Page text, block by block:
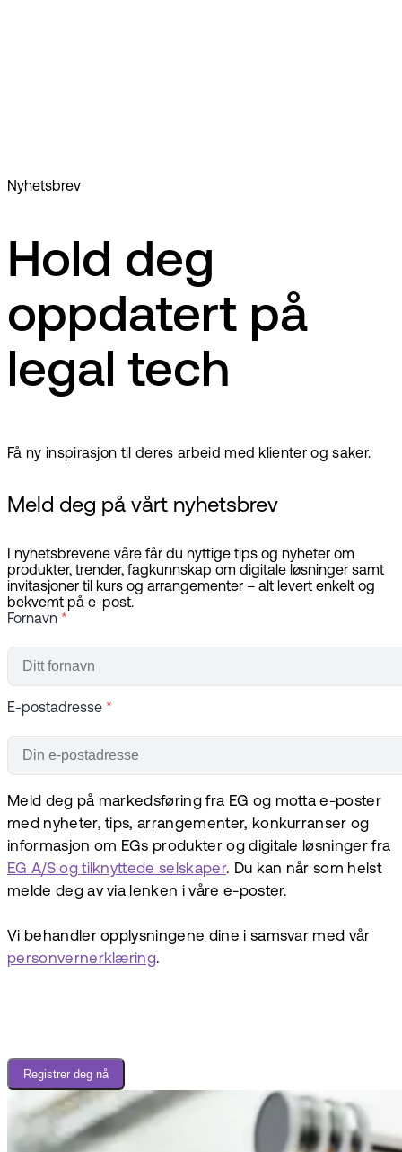
Nyhetsbrev
Hold deg
oppdatert på
legal tech
Få ny inspirasjon til deres arbeid med klienter og saker.
Meld deg på vårt nyhetsbrev
I nyhetsbrevene våre får du nyttige tips og nyheter om
produkter, trender, fagkunnskap om digitale løsninger samt
invitasjoner til kurs og arrangementer – alt levert enkelt og
bekvemt på e-post.
Fornavn *
E-postadresse *
Meld deg på markedsføring fra EG og motta e-poster
med nyheter, tips, arrangementer, konkurranser og
informasjon om EGs produkter og digitale løsninger fra
EG A/S og tilknyttede selskaper. Du kan når som helst
melde deg av via lenken i våre e-poster.
Vi behandler opplysningene dine i samsvar med vår
personvernerklæring.
Registrer deg nå